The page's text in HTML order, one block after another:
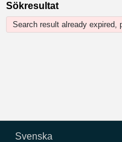
Sökresultat
Search result already expired,
Svenska